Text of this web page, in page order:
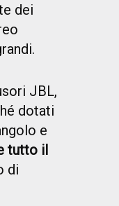
dei
JBL,
dotati
e
tutto il
di